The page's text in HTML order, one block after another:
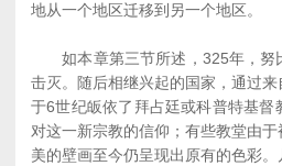
地从一个地区迁移到另一个地区。
如本章第三节所述，325年，努
击灭。随后相继兴起的国家，通过来
于6世纪皈依了拜占廷或科普特基督
对这一新宗教的信仰；有些教堂由
美的壁画至今仍呈现出原有的色彩